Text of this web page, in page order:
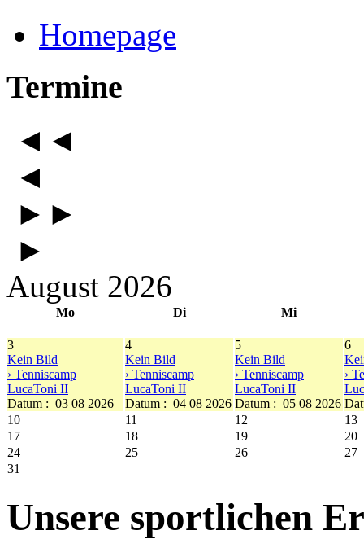
Homepage
Termine
◄◄
◄
►►
►
August 2026
Mo Di Mi
3
Kein Bild
› Tenniscamp
LucaToni II
Datum : 03 08 2026
4
Kein Bild
› Tenniscamp
LucaToni II
Datum : 04 08 2026
5
Kein Bild
› Tenniscamp
LucaToni II
Datum : 05 08 2026
6
›
10
11 12
13
17
18 19
20
24
25 26
27
31
Unsere sportlichen